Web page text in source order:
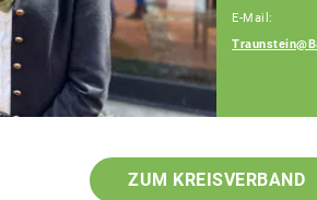
E-Mail:
ZUM KREISVERBAND